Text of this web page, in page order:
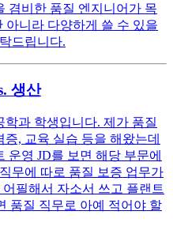
겸비한 품질 엔지니어가 목
아니라 다양하게 쓸 수 있을
드립니다.
생산
과 학생입니다. 제가 품질
, 교육 실습 등을 해왔는데
운영 JD를 보면 해당 부문에
무에 따로 품질 보증 업무가
필해서 자소서 쓰고 플랜트
품질 직무로 아예 적어야 할